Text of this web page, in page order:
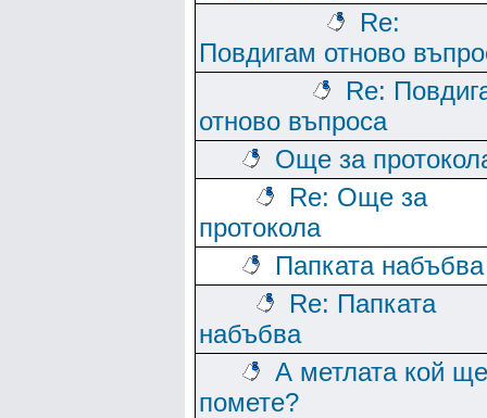
Re:
Повдигам отново
Re:
отново въпроса
Още за
Re: Още за
протокола
Папката набъбва
Re: Папката
набъбва
А метлата кой ще
помете?